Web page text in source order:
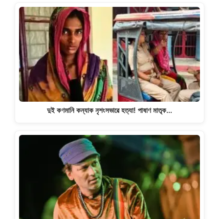
দুই কণমানি কন্যাক নৃশংসভাৱে হত্যা! পাষাণ মাতৃক…